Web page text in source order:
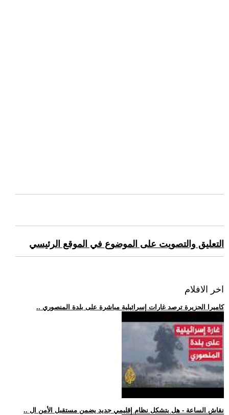
التعليق والتصويت على الموضوع في الموقع الرئيسي
اخر الافلام
.. كاميرا الجزيرة ترصد غارات إسرائيلية مباشرة على بلدة المنصوري
.. نقاش الساعة - هل يتشكل نظام إقليمي جديد يضمن مستقبل الأمن ال